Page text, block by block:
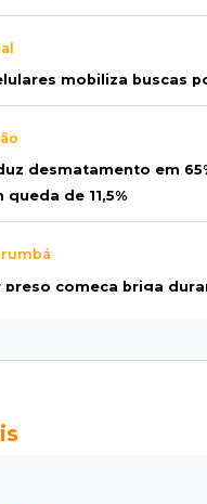
mobiliza buscas
desmatamento em
de 11,5%
preso começa briga
em loja do pai